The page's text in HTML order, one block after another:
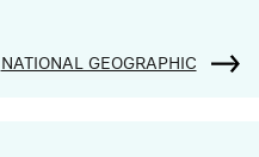
NATIONAL GEOGRAPHIC